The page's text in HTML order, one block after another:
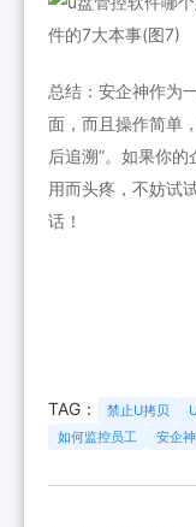
总结：安企神作为
面，而且操作简单
后追溯”。如果你
用而头疼，不妨
话！
TAG： 禁止U拷贝
如何监控员工
安企